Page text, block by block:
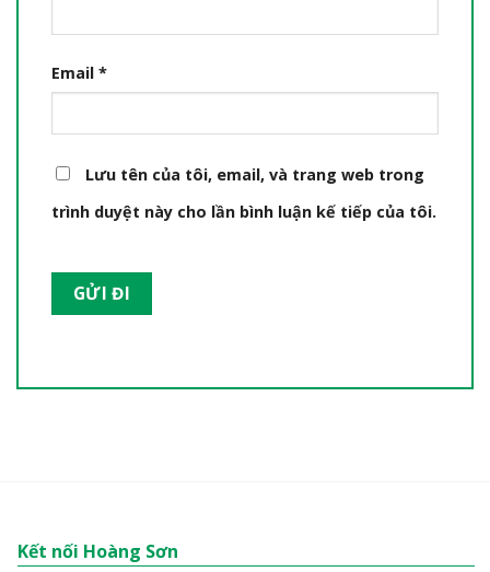
Email *
Lưu tên của tôi, email, và trang web trong
trình duyệt này cho lần bình luận kế tiếp của tôi.
Kết nối Hoàng Sơn